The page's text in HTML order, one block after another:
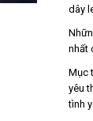
dây
nhất
Mục
yêu
tình